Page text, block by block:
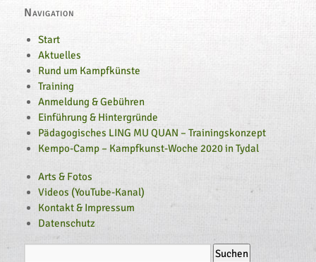
Navigation
Start
Aktuelles
Rund um Kampfkünste
Training
Anmeldung & Gebühren
Einführung & Hintergründe
Pädagogisches LING MU QUAN – Trainingskonzept
Kempo-Camp – Kampfkunst-Woche 2020 in Tydal
Arts & Fotos
Videos (YouTube-Kanal)
Kontakt & Impressum
Datenschutz